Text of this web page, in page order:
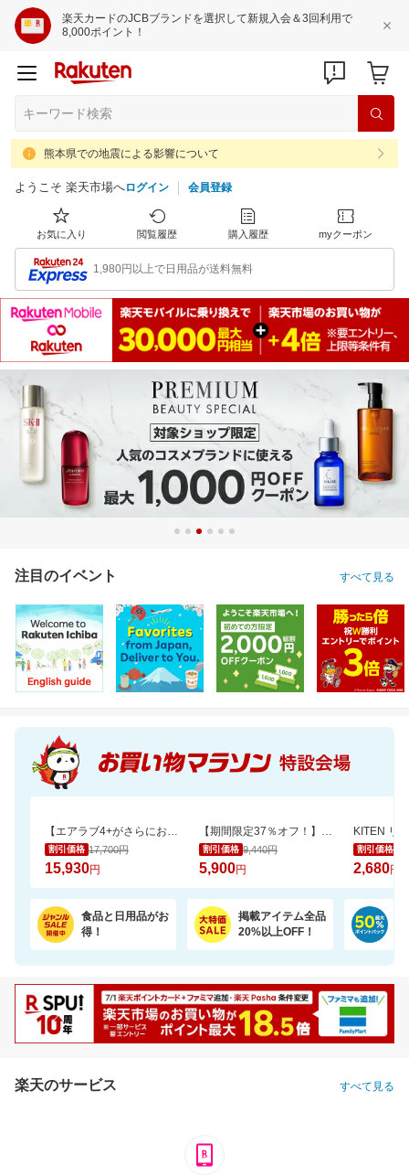
楽天カードのJCBブランドを選択して新規入会＆3回利用で
8,000ポイント！
熊本県での地震による影響について
ようこそ 楽天市場へログイン 会員登録
お気に入り 閲覧履歴 購入履歴 myクーポン
1,980円以上で日用品が送料無料
注目のイベント すべて見る
【エアラブ4+がさらにお得に！数量限定でポーチプレゼントも】エアラブ5/4+ 2個セット
割引価格 17,700円
15,930円
【期間限定37％オフ！】エアラブ4プラス ファンシート ベビーカーの暑さ対策
割引価格 9,440円
5,900円
KITEN リ
割引価格
2,680円
食品と日用品がお
得！
掲載アイテム全品
20%以上OFF！
楽天のサービス すべて見る